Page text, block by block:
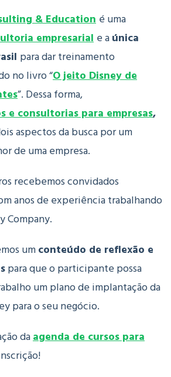
& Education é uma
empresarial e aúnica
para dar treinamento
no livro “O jeito Disney de
”. Dessa forma,
e consultorias para empresas,
aspectos da busca por um
de uma empresa.
recebemos convidados
anos de experiência trabalhando
Company.
umconteúdo de reflexão e
para que o participante possa
um plano de implantação da
para o seu negócio.
daagenda de cursos para